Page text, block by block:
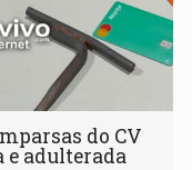
do CV
e adulterada